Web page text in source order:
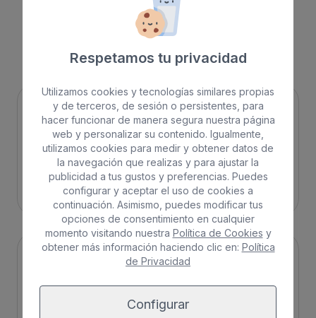
tipologías que se adaptan a todas tus necesidades,
hotel todo incluido
Playa Spa
Respetamos tu privacidad
Utilizamos cookies y tecnologías similares propias
y de terceros, de sesión o persistentes, para
hacer funcionar de manera segura nuestra página
web y personalizar su contenido. Igualmente,
utilizamos cookies para medir y obtener datos de
la navegación que realizas y para ajustar la
publicidad a tus gustos y preferencias. Puedes
configurar y aceptar el uso de cookies a
continuación. Asimismo, puedes modificar tus
opciones de consentimiento en cualquier
momento visitando nuestra Política de Cookies y
obtener más información haciendo clic en: Política
de Privacidad
Configurar